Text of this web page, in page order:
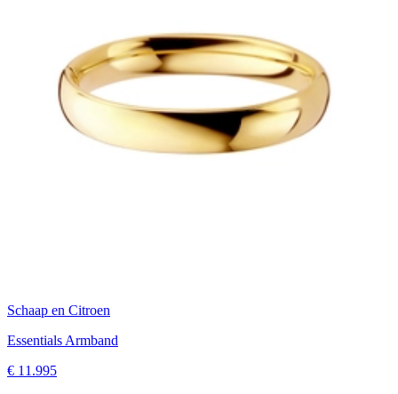
Schaap en Citroen
Essentials Armband
€ 11.995